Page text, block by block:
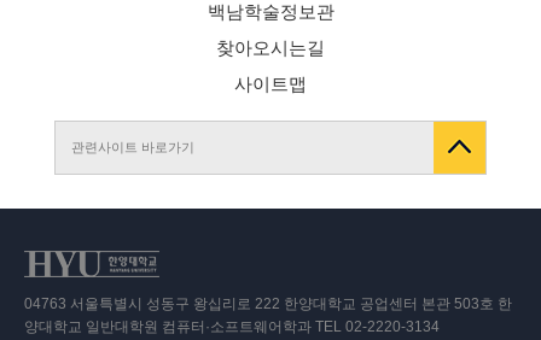
백남학술정보관
찾아오시는길
사이트맵
04763 서울특별시 성동구 왕십리로 222 한양대학교 공업센터 본관 503호 한
양대학교 일반대학원 컴퓨터·소프트웨어학과 TEL 02-2220-3134
관련사이트 바로가기